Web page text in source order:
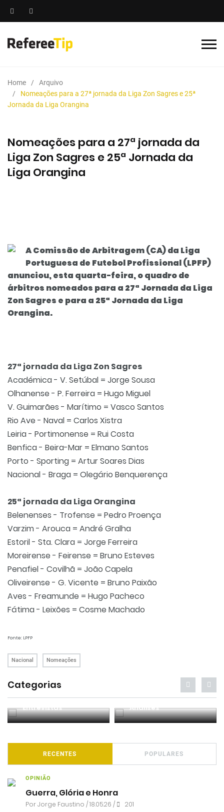
Home
Arquivo
Nomeações para a 27ª jornada da Liga Zon Sagres e 25ª
Jornada da Liga Orangina
Nomeações para a 27ª jornada da
Liga Zon Sagres e 25ª Jornada da
Liga Orangina
A Comissão de Arbitragem (CA) da Liga
Portuguesa de Futebol Profissional (LPFP)
anunciou, esta quarta-feira, o quadro de
árbitros nomeados para a 27ª Jornada da Liga
Zon Sagres e para a 25ª Jornada da Liga
Orangina.
27ª jornada da Liga Zon Sagres
Académica - V. Setúbal = Jorge Sousa
Olhanense - P. Ferreira = Hugo Miguel
V. Guimarães - Marítimo = Vasco Santos
Rio Ave - Naval = Carlos Xistra
Leiria - Portimonense = Rui Costa
Benfica - Beira-Mar = Elmano Santos
Porto - Sporting = Artur Soares Dias
Nacional - Braga = Olegário Benquerença
25ª jornada da Liga Orangina
Belenenses - Trofense = Pedro Proença
Varzim - Arouca = André Gralha
Estoril - Sta. Clara = Jorge Ferreira
Moreirense - Feirense = Bruno Esteves
Penafiel - Covilhã = João Capela
Oliveirense - G. Vicente = Bruno Paixão
Aves - Freamunde = Hugo Pacheco
Fátima - Leixões = Cosme Machado
Fonte: LPFP
Nacional Nomeações
Categorias
Entrevistas Análises
RECENTES POPULARES
OPINIÃO
Guerra, Glória e Honra
PorJorge Faustino / 18.05.26 / 201